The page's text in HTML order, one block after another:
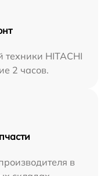
техники HITACHI
2 часов.
в